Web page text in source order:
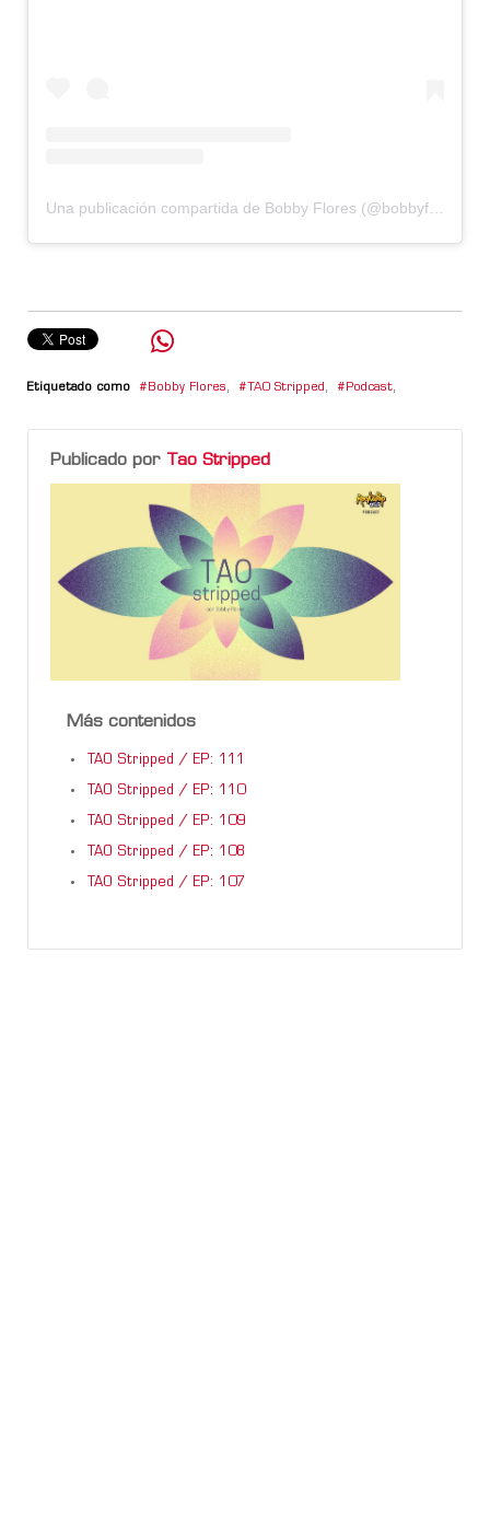
Etiquetado como Bobby Flores, TAO Stripped , Podcast,
Publicado por Tao Stripped
Más contenidos
TAO Stripped / EP: 111
TAO Stripped / EP: 110
TAO Stripped / EP: 109
TAO Stripped / EP: 108
TAO Stripped / EP: 107